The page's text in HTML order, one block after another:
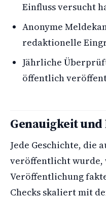
Einfluss versucht
Anonyme
redaktionelle
Jährliche
öffentlich
Genauigkeit
Jede Geschichte, die
veröffentlicht wurde,
Veröffentlichung
Checks skaliert mit